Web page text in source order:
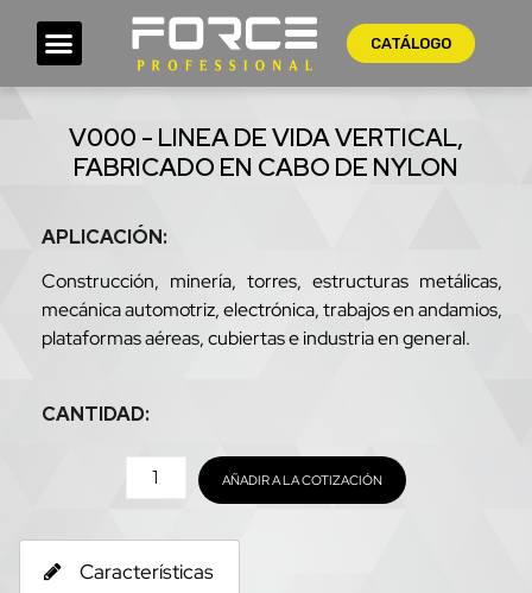
CATÁLOGO
V000 - LINEA DE VIDA VERTICAL,
FABRICADO EN CABO DE NYLON
APLICACIÓN:
Construcción, minería, torres, estructuras metálicas,
mecánica automotriz, electrónica, trabajos en andamios,
plataformas aéreas, cubiertas e industria en general.
CANTIDAD:
AÑADIR A LA COTIZACIÓN
Características